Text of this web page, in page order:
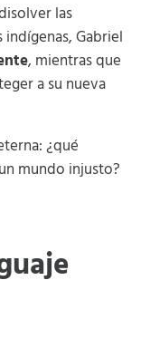
las
Gabriel
, mientras que
a su nueva
¿qué
mundo injusto?